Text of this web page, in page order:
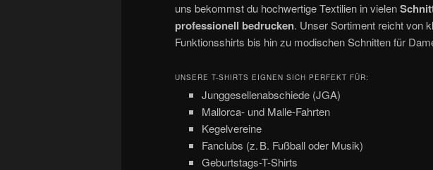
uns bekommst du hochwertige Textilien in vielen
professionell bedrucken. Unser Sortiment reicht von
Funktionsshirts bis hin zu modischen Schnitten für
UNSERE T-SHIRTS EIGNEN SICH PERFEKT FÜR:
Junggesellenabschiede (JGA)
Mallorca- und Malle-Fahrten
Kegelvereine
Fanclubs (z. B. Fußball oder Musik)
Geburtstags-T-Shirts